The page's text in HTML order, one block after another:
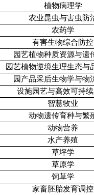
植物病理学
农业昆虫与害虫防
农药学
有害生物综合防控
园艺植物种质资源与遗
园艺植物逆境生理生态与
园产品采后生物学与物
设施园艺与高效可持
智慧牧业
动物遗传育种与繁
动物营养
水产养殖
草坪学
草原学
饲草学
家畜胚胎发育调控